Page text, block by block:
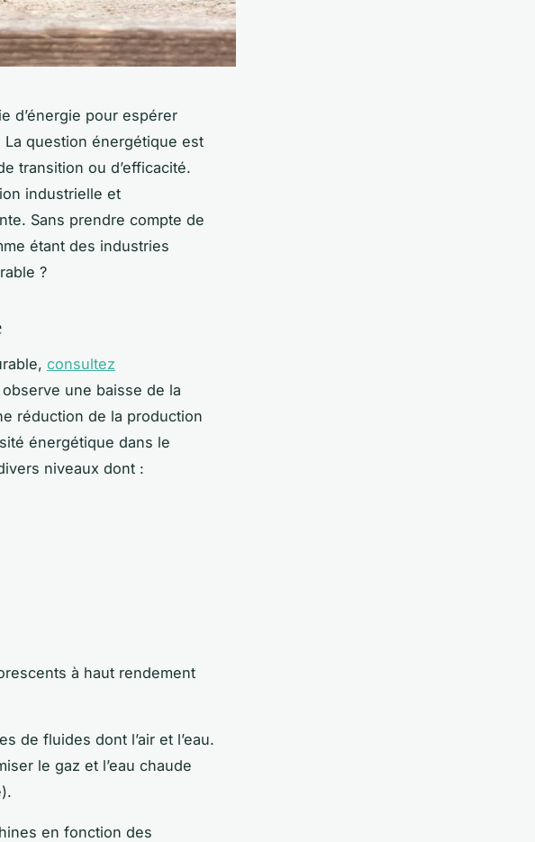
d’énergie pour espérer
question énergétique est
transition ou d’efficacité.
industrielle et
Sans prendre compte de
étant des industries
?
consultez
une baisse de la
réduction de la production
énergétique dans le
niveaux dont :
à haut rendement
de fluides dont l’air et l’eau.
le gaz et l’eau chaude
en fonction des